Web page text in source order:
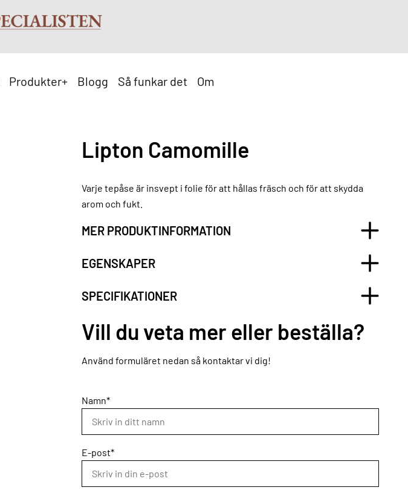
Produkter+ Blogg Så funkar det Om
Lipton Camomille
Varje tepåse är insvept i folie för att hållas fräsch och för att skydda
arom och fukt.
MER PRODUKTINFORMATION
EGENSKAPER
SPECIFIKATIONER
Vill du veta mer eller beställa?
Använd formuläret nedan så kontaktar vi dig!
Namn*
E-post*